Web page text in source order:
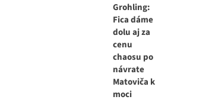
Grohling:
Fica dáme
dolu aj za
cenu
chaosu po
návrate
Matoviča k
moci